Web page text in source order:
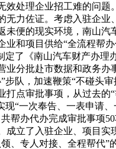
效处理企业招工难的问题
无力佐证。考虑入驻企业
未便的现实环境，南山汽
业和项目供给“全流程帮办
定了《南山汽车财产办理
业分批赴市数据和政务办
步队，加速鞭策“不碰头审
打点审批事项，从过去的
现“一次奉告、一表申请、
帮办代办完成审批事项
成立了入驻企业、项目实
、专人对接、全程帮代”